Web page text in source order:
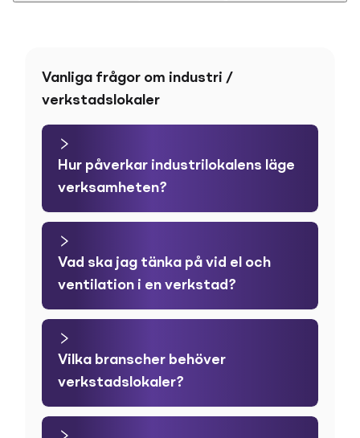
Vanliga frågor om industri /
verkstadslokaler
Hur påverkar industrilokalens läge
verksamheten?
Vad ska jag tänka på vid el och
ventilation i en verkstad?
Vilka branscher behöver
verkstadslokaler?